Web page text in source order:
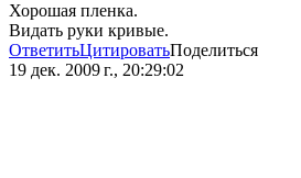
Хорошая пленка.
Видать руки кривые.
ОтветитьЦитироватьПоделиться
19 дек. 2009 г., 20:29:02